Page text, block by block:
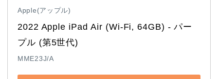
Apple(アップル)
2022 Apple iPad Air (Wi-Fi, 64GB) - パー
プル (第5世代)
MME23J/A